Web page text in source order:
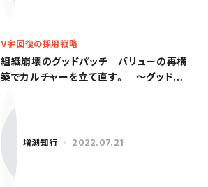
V字回復の採用戦略
組織崩壊のグッドパッチ バリューの再構
築でカルチャーを立て直す。 〜グッドパ
増渕知行 2022.07.21